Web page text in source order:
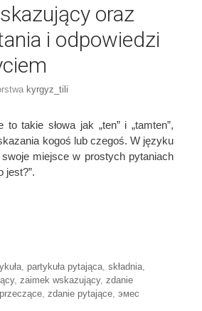
oraz
i odpowiedzi
kyrgyz_tili
takie słowa jak „ten” i „tamten”,
kogoś lub czegoś. W języku
miejsce w prostych pytaniach
jest?”.
partykuła pytająca składnia
, zaimek wskazujący, zdanie
zdanie pytające эмес